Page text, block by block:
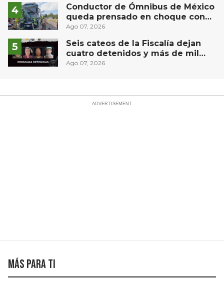
Conductor de Ómnibus de México
queda prensado en choque con
materialista en San Juan del Río
Ago 07, 2026
Seis cateos de la Fiscalía dejan
cuatro detenidos y más de mil
dosis aseguradas en Querétaro
Ago 07, 2026
Más para ti